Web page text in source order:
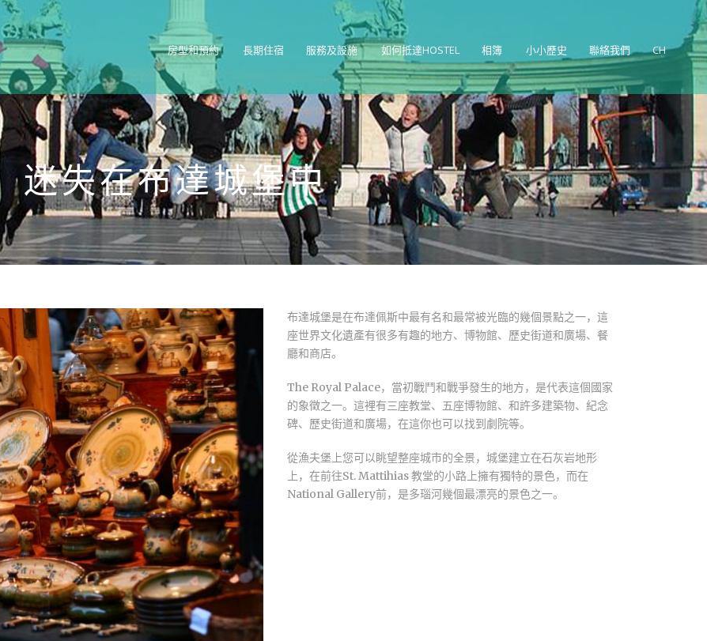
房型和預約 長期住宿 服務及設施 如何抵達HOSTEL 相簿 小小歷史 聯絡我們 CH
迷失在布達城堡中
布達城堡是在布達佩斯中最有名和最常被光臨的幾個景點之一，這
座世界文化遺產有很多有趣的地方、博物館、歷史街道和廣場、餐
廳和商店。
The Royal Palace，當初戰鬥和戰爭發生的地方，是代表這個國家
的象徵之一。這裡有三座教堂、五座博物館、和許多建築物、紀念
碑、歷史街道和廣場，在這你也可以找到劇院等。
從漁夫堡上您可以眺望整座城市的全景，城堡建立在石灰岩地形
上，在前往St. Mattihias 教堂的小路上擁有獨特的景色，而在
National Gallery前，是多瑙河幾個最漂亮的景色之一。